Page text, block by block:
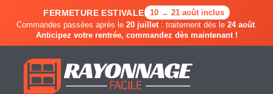
FERMETURE ESTIVALE
10 → 21 août inclus
Commandes passées après le 20 juillet: traitement dès le 24 août.
Anticipez votre rentrée, commandez dès maintenant !